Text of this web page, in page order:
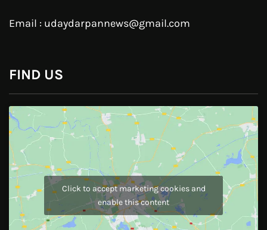
Instagram
JOIN US
Like Us On